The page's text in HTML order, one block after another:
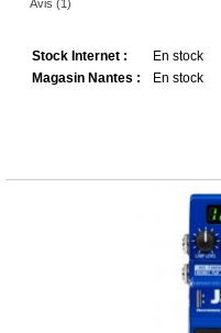
Avis (1)
Stock Internet :
En stock
Magasin Nantes :
En stock